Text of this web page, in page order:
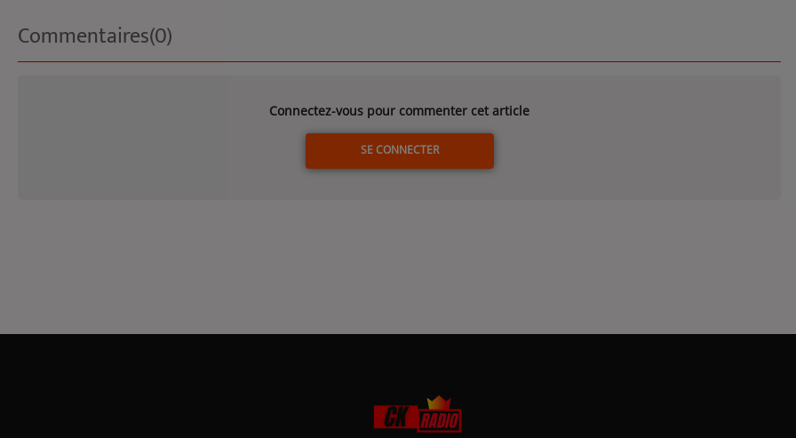
Commentaires(0)
Connectez-vous pour commenter cet article
SE CONNECTER